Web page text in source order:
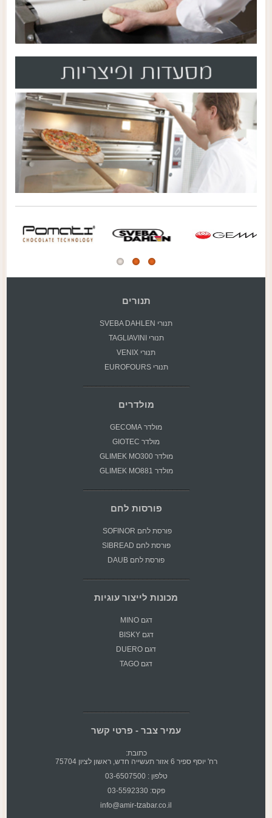
תנורים
תנורי SVEBA DAHLEN
תנורי TAGLIAVINI
תנורי VENIX
תנורי EUROFOURS
מולדרים
מולדר GECOMA
מולדר GIOTEC
מולדר GLIMEK MO300
מולדר GLIMEK MO881
פורסות לחם
פורסת לחם SOFINOR
פורסת לחם SIBREAD
פורסת לחם DAUB
מכונות לייצור עוגיות
דגם MINO
דגם BISKY
דגם DUERO
דגם TAGO
עמיר צבר - פרטי קשר
כתובת:
רח' יוסף ספיר 6 אזור תעשייה חדש, ראשון לציון 75704
טלפון : 03-6507500
פקס: 03-5592330
info@amir-tzabar.co.il